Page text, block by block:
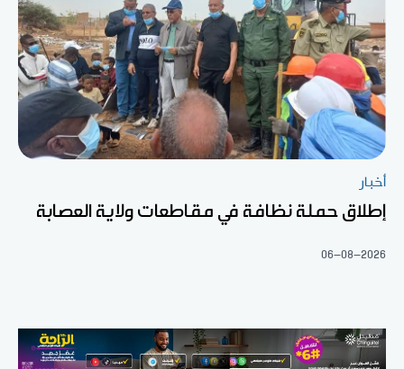
أخبار
إطلاق حملة نظافة في مقاطعات ولاية العصابة
06-08-2026